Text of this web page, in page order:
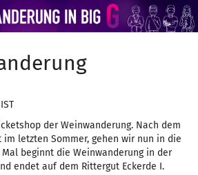
der Weinwanderung. Nach dem
letzten Sommer, gehen wir nun in die
beginnt die Weinwanderung in der
endet auf dem Rittergut Eckerde I.